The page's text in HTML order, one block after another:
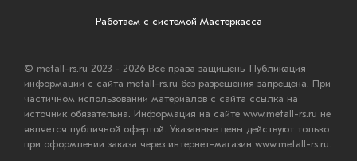
Работаем с системой Мастеркасса
© metall-rs.ru 2023 - 2026 Все права защищены Публикация
информации с сайта metall-rs.ru без разрешения запрещена. При
частичном использовании материалов с сайта ссылка на
источник обязательна. Информация на сайте www.metall-rs.ru не
является публичной офертой. Указанные цены действуют только
при оформлении заказа через интернет-магазин www.metall-rs.ru.